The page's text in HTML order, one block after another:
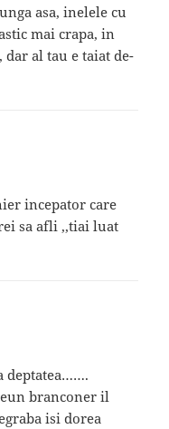
asa, inelele cu
mai crapa, in
dar al tau e taiat de-
incepator care
sa afli ,,tiai luat
deptatea…….
branconer il
isi dorea